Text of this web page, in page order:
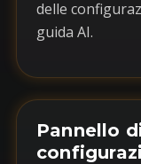
delle
guida AI.
Pannello